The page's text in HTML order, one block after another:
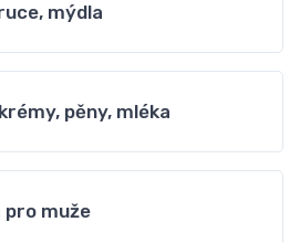
mýdla
pěny, mléka
pro muže